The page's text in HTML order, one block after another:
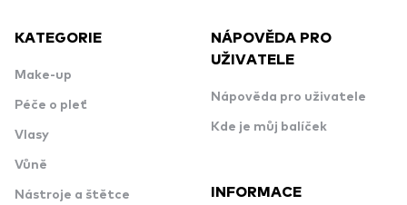
KATEGORIE
Make-up
Péče o pleť
Vlasy
Vůně
Nástroje a štětce
NÁPOVĚDA PRO
UŽIVATELE
Nápověda pro uživatele
Kde je můj balíček
INFORMACE